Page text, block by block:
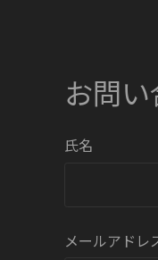
お問
氏名
メールアドレ